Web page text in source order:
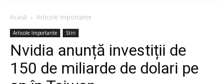
Acasă Articole Importante
Articole Importante Stiri
Nvidia anunță investiții de
150 de miliarde de dolari pe